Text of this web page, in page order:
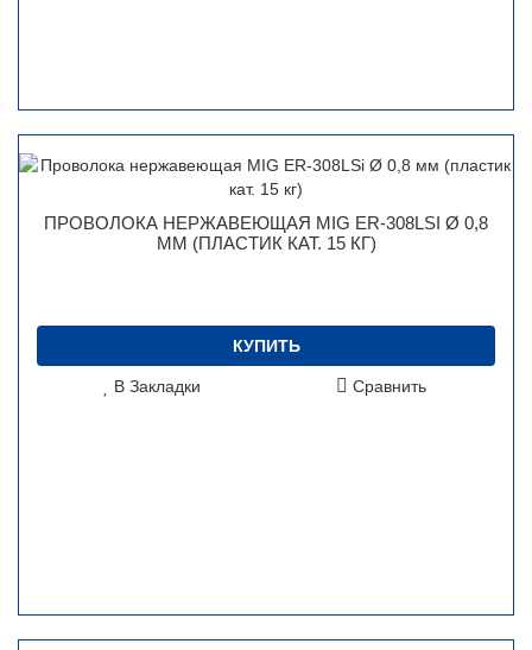
ПРОВОЛОКА НЕРЖАВЕЮЩАЯ MIG ER-308LSI Ø 0,8
ММ (ПЛАСТИК КАТ. 15 КГ)
КУПИТЬ
В Закладки Сравнить